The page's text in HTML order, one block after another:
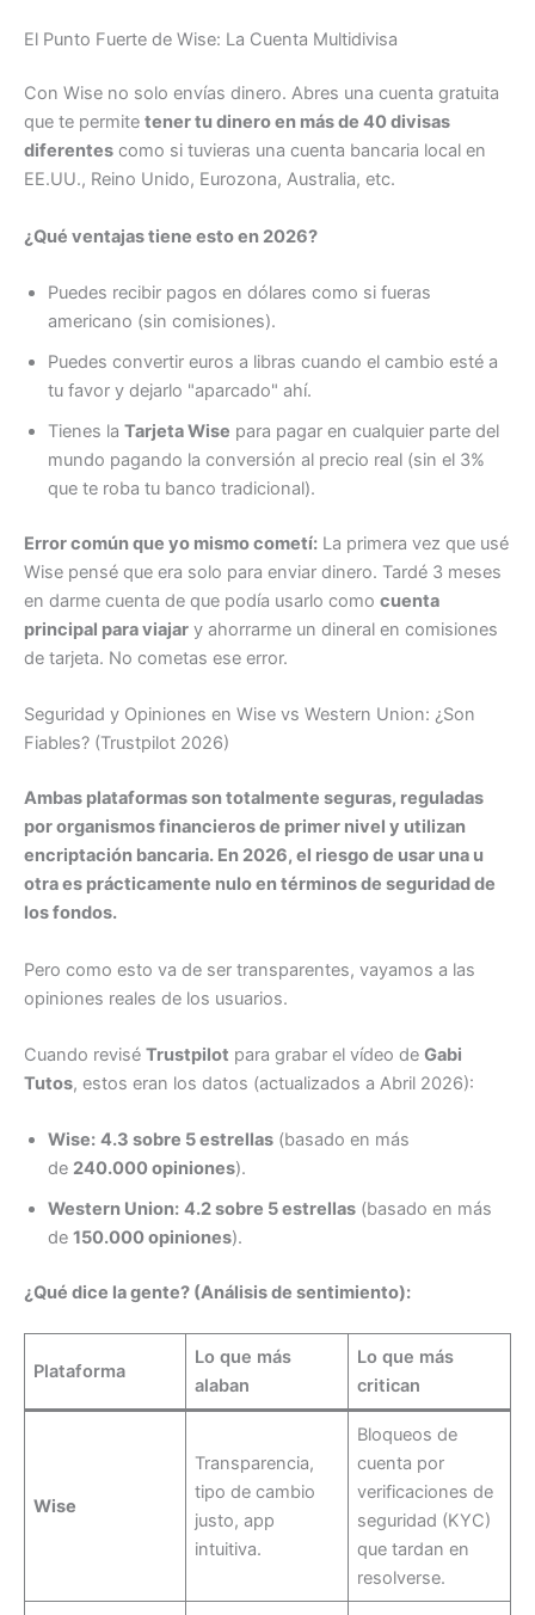
El Punto Fuerte de Wise: La Cuenta Multidivisa
Con Wise no solo envías dinero. Abres una cuenta gratuita
que te permite tener tu dinero en más de 40 divisas
diferentes como si tuvieras una cuenta bancaria local en
EE.UU., Reino Unido, Eurozona, Australia, etc.
¿Qué ventajas tiene esto en 2026?
Puedes recibir pagos en dólares como si fueras
americano (sin comisiones).
Puedes convertir euros a libras cuando el cambio esté a
tu favor y dejarlo "aparcado" ahí.
Tienes la Tarjeta Wise para pagar en cualquier parte del
mundo pagando la conversión al precio real (sin el 3%
que te roba tu banco tradicional).
Error común que yo mismo cometí: La primera vez que usé
Wise pensé que era solo para enviar dinero. Tardé 3 meses
en darme cuenta de que podía usarlo como cuenta
principal para viajar y ahorrarme un dineral en comisiones
de tarjeta. No cometas ese error.
Seguridad y Opiniones en Wise vs Western Union: ¿Son
Fiables? (Trustpilot 2026)
Ambas plataformas son totalmente seguras, reguladas
por organismos financieros de primer nivel y utilizan
encriptación bancaria. En 2026, el riesgo de usar una u
otra es prácticamente nulo en términos de seguridad de
los fondos.
Pero como esto va de ser transparentes, vayamos a las
opiniones reales de los usuarios.
Cuando revisé Trustpilot para grabar el vídeo de Gabi
Tutos, estos eran los datos (actualizados a Abril 2026):
Wise: 4.3 sobre 5 estrellas (basado en más
de 240.000 opiniones).
Western Union: 4.2 sobre 5 estrellas (basado en más
de 150.000 opiniones).
¿Qué dice la gente? (Análisis de sentimiento):
Plataforma
Lo que más
alaban
Lo que más
critican
Wise
Transparencia,
tipo de cambio
justo, app
intuitiva.
Bloqueos de
cuenta por
verificaciones de
seguridad (KYC)
que tardan en
resolverse.